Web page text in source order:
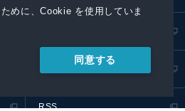
めに、Cookie を使用していま
同意する
RSS